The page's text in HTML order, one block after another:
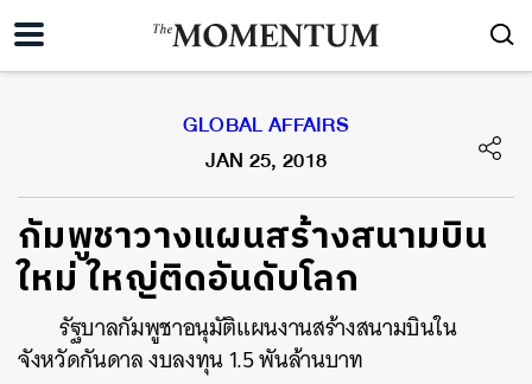
GLOBAL AFFAIRS
JAN 25, 2018
กัมพูชาวางแผนสร้างสนามบิน
ใหม่ ใหญ่ติดอันดับโลก
รัฐบาลกัมพูชาอนุมัติแผนงานสร้างสนามบินใน
จังหวัดกันดาล งบลงทุน 1.5 พันล้านบาท